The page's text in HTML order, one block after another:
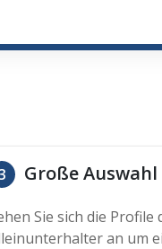
Große Auswahl
Sie sich die Profile
an um